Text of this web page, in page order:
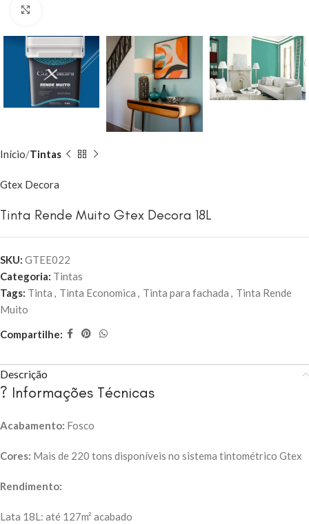
Início Tintas
Gtex Decora
Tinta Rende Muito Gtex Decora 18L
SKU: GTEE022
Categoria: Tintas
Tags: Tinta , Tinta Economica , Tinta para fachada , Tinta Rende
Muito
Compartilhe:
Descrição
? Informações Técnicas
Acabamento: Fosco
Cores: Mais de 220 tons disponíveis no sistema tintométrico Gtex
Rendimento:
Lata 18L: até 127m² acabado